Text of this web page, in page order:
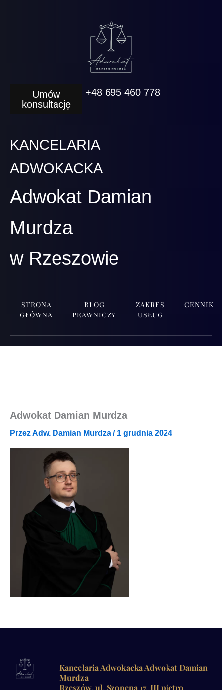
Umów
konsultację
+48 695 460 778
KANCELARIA
ADWOKACKA
Adwokat Damian
Murdza
w Rzeszowie
STRONA
GŁÓWNA
BLOG
PRAWNICZY
ZAKRES
USŁUG
CENNIK
Adwokat Damian Murdza
PrzezAdw. Damian Murdza / 1 grudnia 2024
Kancelaria Adwokacka Adwokat Damian
Murdza
Rzeszów, ul. Szopena 17, III piętro